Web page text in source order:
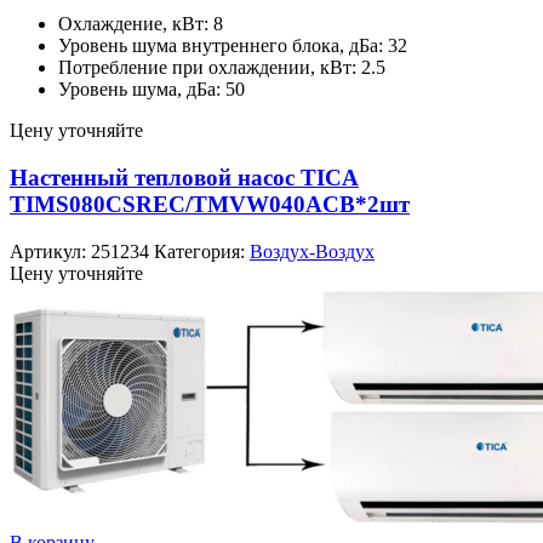
Охлаждение, кВт: 8
Уровень шума внутреннего блока, дБа: 32
Потребление при охлаждении, кВт: 2.5
Уровень шума, дБа: 50
Цену уточняйте
Настенный тепловой насос TICA
TIMS080CSREC/TMVW040ACB*2шт
Артикул: 251234 Категория: Воздух-Воздух
Цену уточняйте